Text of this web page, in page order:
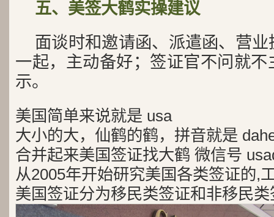
五、美签大鹤实操建议
面谈时和邀请函、派遣函、营
一起，主动备好；签证官不问就
示。
美国简单来说就是 usa
大小的大，仙鹤的鹤，拼音就是
合并起来美国签证找大鹤 微信号
从2005年开始研究美国各类签证的,
美国签证分为移民类签证和非移民